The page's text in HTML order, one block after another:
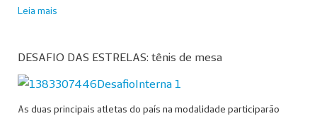
Leia mais
DESAFIO DAS ESTRELAS: tênis de mesa
As duas principais atletas do país na modalidade participarão